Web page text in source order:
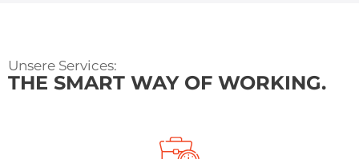
Unsere Services:
THE SMART WAY OF WORKING.